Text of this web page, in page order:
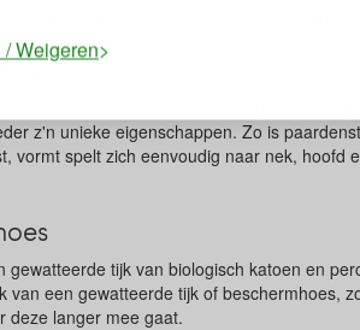
Weigeren
kan van grote invloed zijn op het
en eigenschappen
bieden we ook minder gangbare
z'n unieke eigenschappen. Zo is
vormt spelt zich eenvoudig naar nek, hoofd
tijk van biologisch katoen en
van een gewatteerde tijk of beschermhoes,
deze langer mee gaat.